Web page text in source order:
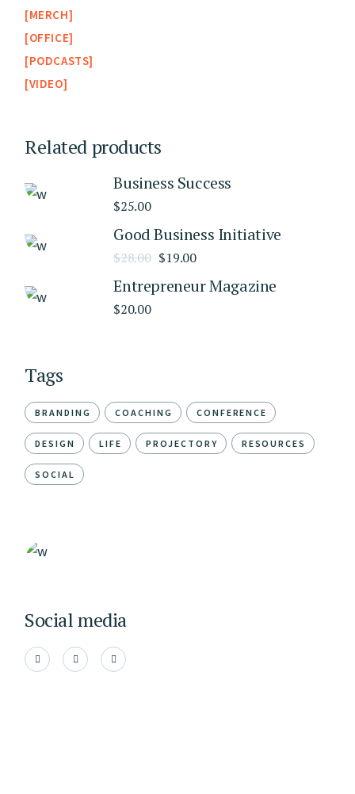
MERCH
OFFICE
PODCASTS
VIDEO
Related products
Business Success
$25.00
Good Business Initiative
$28.00 $19.00
Entrepreneur Magazine
$20.00
Tags
BRANDING COACHING CONFERENCE
DESIGN LIFE PROJECTORY RESOURCES
SOCIAL
Social media